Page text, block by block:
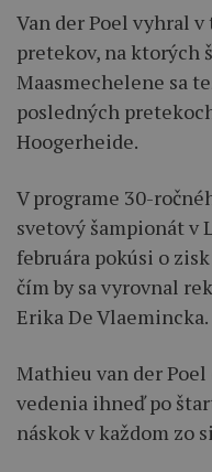
Van der Poel vyhral
pretekov, na ktorých
Maasmechelene sa
posledných
Hoogerheide.
V programe 30-
svetový šampionát v
februára pokúsi o
čím by sa vyrovnal
Erika De Vlaemincka.
Mathieu van der
vedenia ihneď po
náskok v každom zo